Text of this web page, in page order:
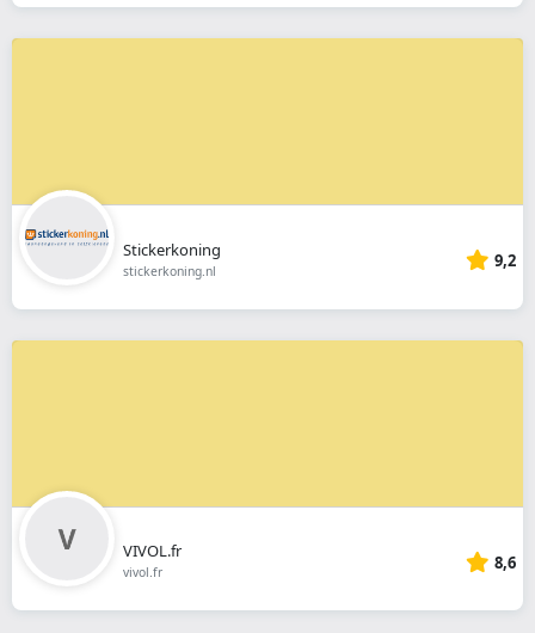
Stickerkoning
stickerkoning.nl 9,2
VIVOL.fr
vivol.fr 8,6